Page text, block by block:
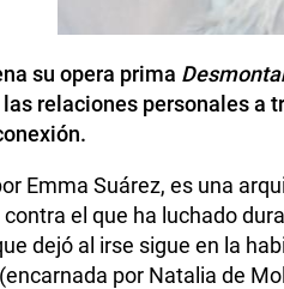
su opera prima
relaciones personales a
Emma Suárez, es una
el que ha luchado
dejó al irse sigue en la
por Natalia de